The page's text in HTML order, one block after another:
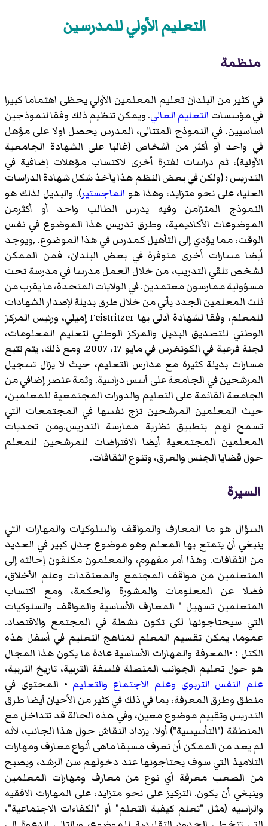
التعليم الأولي للمدرسين
منظمة
في كثير من البلدان تعليم المعلمين الأولي يحظى اهتماما كبيرا
في مؤسسات التعليم العالي. ويمكن تنظيم ذلك وفقا لنموذجين
اساسيين. في النموذج المتتالى، المدرس يحصل اولا على مؤهل
في واحد أو أكثر من أشخاص (غالبا على الشهادة الجامعية
الأولية)، ثم دراسات لفترة أخرى لاكتساب مؤهلات إضافية في
التدريس ؛ (ولكن في بعض النظم هذا يأخذ شكل شهادة الدراسات
العليا، على نحو متزايد، وهذا هو الماجستير). والبديل لذلك هو
النموذج المتزامن وفيه يدرس الطالب واحد أو أكثرمن
الموضوعات الأكاديمية، وطرق تدريس هذا الموضوع في نفس
الوقت، مما يؤدي إلى التأهيل كمدرس في هذا الموضوع. ,ويوجد
أيضا مسارات أخرى متوفرة في بعض البلدان، فمن الممكن
لشخص تلقي التدريب، من خلال العمل مدرسا في مدرسة تحت
مسؤولية ممارسون معتمدين. في الولايات المتحدة، ما يقرب من
ثلث المعلمين الجدد يأتي من خلال طرق بديلة لإصدار الشهادات
للمعلم، وفقا لشهادة أدلى بها Feistritzer إميلي، ورئيس المركز
الوطني للتصديق البديل والمركز الوطني لتعليم المعلومات،
لجنة فرعية في الكونغرس في مايو 17، 2007. ومع ذلك، يتم تتبع
مسارات بديلة كثيرة مع مدارس التعليم، حيث لا يزال تسجيل
المرشحين في الجامعة على أسس دراسية. وثمة عنصر إضافي من
الجامعة القائمة على التعليم والدورات المجتمعية للمعلمين،
حيث المعلمين المرشحين تزج نفسها في المجتمعات التي
تسمح لهم بتطبيق نظرية ممارسة التدريس.ومن تحديات
المعلمين المجتمعية أيضا الافتراضات للمرشحين للمعلم
حول قضايا الجنس والعرق، وتنوع الثقافات.
السيرة
السؤال هو ما المعارف والمواقف والسلوكيات والمهارات التي
ينبغي أن يتمتع بها المعلم وهو موضوع جدل كبير في العديد
من الثقافات. وهذا أمر مفهوم، والمعلمون مكلفون إحالته إلى
المتعلمين من مواقف المجتمع والمعتقدات وعلم الأخلاق،
فضلا عن المعلومات والمشورة والحكمة، ومع اكتساب
المتعلمين تسهيل " المعارف الأساسية والمواقف والسلوكيات
التي سيحتاجونها لكى تكون نشطة في المجتمع والاقتصاد.
عموما، يمكن تقسيم المعلم لمناهج التعليم في أسفل هذه
الكتل : •المعرفة والمهارات الأساسية عادة ما يكون هذا المجال
هو حول تعليم الجوانب المتصلة فلسفة التربية، تاريخ التربية،
علم النفس التربوي وعلم الاجتماع والتعليم • المحتوى في
منطق وطرق المعرفة، بما في ذلك في كثير من الأحيان أيضا طرق
التدريس وتقييم موضوع معين، وفي هذه الحالة قد تتداخل مع
المنطقة ("التأسيسية") أولا. يزداد النقاش حول هذا الجانب، لأنه
لم يعد من الممكن أن نعرف مسبقا ماهى أنواع معارف ومهارات
التلاميذ التي سوف يحتاجونها عند دخولهم سن الرشد، ويصبح
من الصعب معرفة أي نوع من معارف ومهارات المعلمين
وينبغي أن يكون. التركيز على نحو متزايد، على المهارات الافقيه
والراسيه (مثل "تعلم كيفية التعلم" أو "الكفاءات الاجتماعية"،